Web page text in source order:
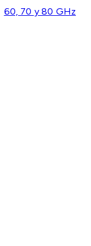
60, 70 y 80 GHz